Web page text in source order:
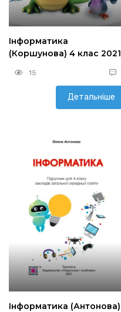
Інформатика
(Коршунова) 4 клас 2021
15
Детальніше
Інформатика (Антонова)